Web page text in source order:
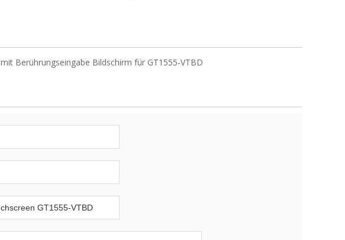
mit Berührungseingabe Bildschirm für GT1555-VTBD